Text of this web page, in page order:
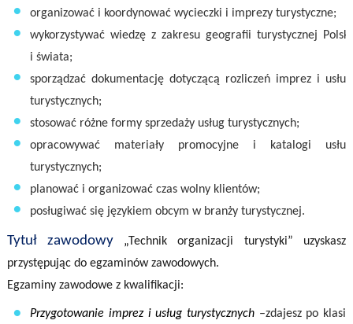
organizować i koordynować wycieczki i imprezy turystyczne;
wykorzystywać wiedzę z zakresu geografii turystycznej Polski
i świata;
sporządzać dokumentację dotyczącą rozliczeń imprez i usług
turystycznych;
stosować różne formy sprzedaży usług turystycznych;
opracowywać materiały promocyjne i katalogi usług
turystycznych;
planować i organizować czas wolny klientów;
posługiwać się językiem obcym w branży turystycznej.
Tytuł zawodowy „Technik organizacji turystyki” uzyskasz
przystępując do egzaminów zawodowych.
Egzaminy zawodowe z kwalifikacji:
Przygotowanie imprez i usług turystycznych –zdajesz po klasie